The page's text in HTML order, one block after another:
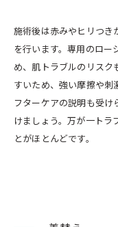
施術後は赤みやヒリつき
を行います。専用のロ
め、肌トラブルのリスク
すいため、強い摩擦や刺
フターケアの説明も受け
けましょう。万が一トラ
とがほとんどです。